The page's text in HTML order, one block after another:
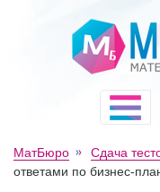
МатБюро Сдача
ответами по бизнес-